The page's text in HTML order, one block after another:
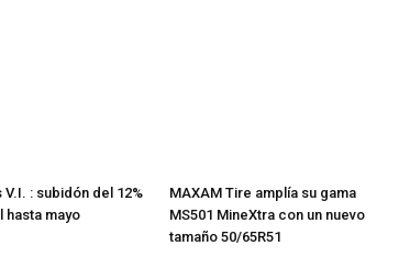
: subidón del 12%
hasta mayo
MAXAM Tire amplía su gama
MS501 MineXtra con un nuevo
tamaño 50/65R51